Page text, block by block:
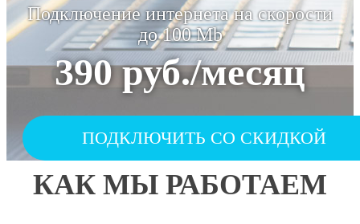
Подключение интернета на скорости
до 100 Mb
390 руб./месяц
ПОДКЛЮЧИТЬ СО СКИДКОЙ
КАК МЫ РАБОТАЕМ